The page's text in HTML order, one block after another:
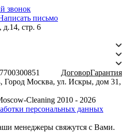
звонок
письмо
д.14, стр. 6
ДоговорГарантия
Город Москва, ул. Искры, дом 31,
Cleaning 2010 - 2026
персональных данных
менеджеры свяжутся с Вами.